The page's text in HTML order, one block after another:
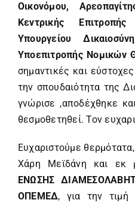
Οικονόμου,
Κεντρικής
Υπουργείου
Υποεπιτροπής Νομικών
σημαντικές και
την σπουδαιότητα της
γνώρισε ,αποδέχθηκε
θεσμοθετηθεί. Τον
Ευχαριστούμε
Χάρη Μεϊδάνη και εκ
ΕΝΩΣΗΣ
ΟΠΕΜΕΔ, για την